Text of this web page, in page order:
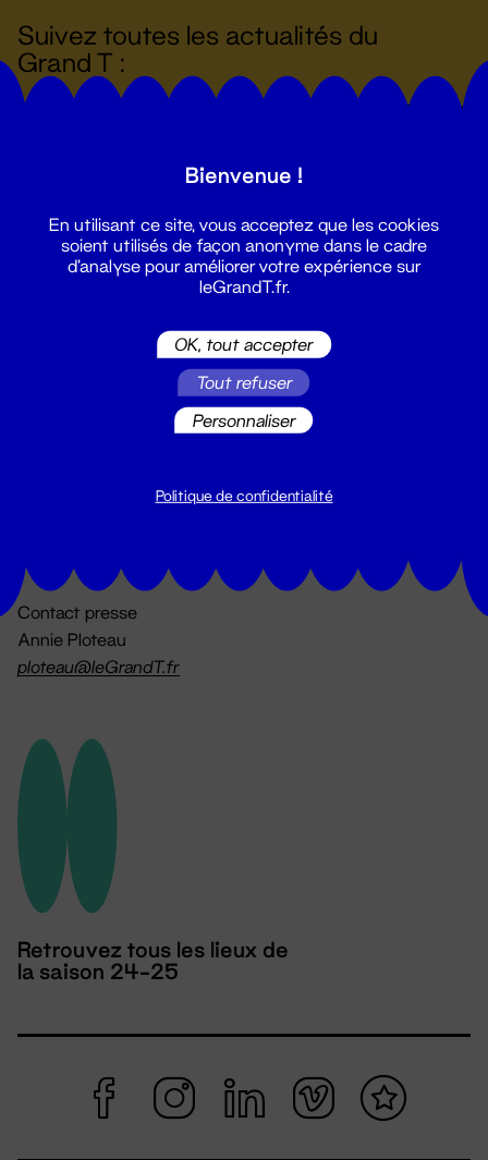
Suivez toutes les actualités du
Grand T :
billetterie@leGrandT.fr
Du lundi au vendredi 14h → 18h
Contact presse
Annie Ploteau
ploteau@leGrandT.fr
Retrouvez tous les lieux de
la saison 24-25
Bienvenue !
En utilisant ce site, vous acceptez que les cookies
soient utilisés de façon anonyme dans le cadre
d'analyse pour améliorer votre expérience sur
leGrandT.fr.
OK, tout accepter
Tout refuser
Personnaliser
Politique de confidentialité